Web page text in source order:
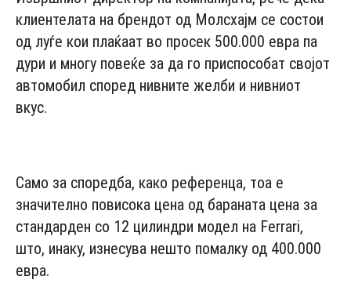
клиентелата на брендот од Молсхајм се состои
од луѓе кои плаќаат во просек 500.000 евра па
дури и многу повеќе за да го приспособат својот
автомобил според нивните желби и нивниот
вкус.
Само за споредба, како референца, тоа е
значително повисока цена од бараната цена за
стандарден со 12 цилиндри модел на Ferrari,
што, инаку, изнесува нешто помалку од 400.000
евра.